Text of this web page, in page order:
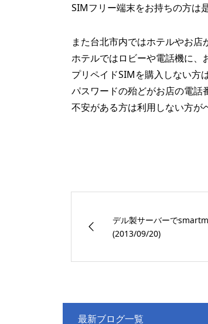
SIMフリー端末をお持ちの方は
また台北市内ではホテルやお店
ホテルではロビーや電話機に、
プリペイドSIMを購入しない方
パスワードの殆どがお店の電話
不安がある方は利用しない方が
デル製サーバーで
(2013/09/20)
最新ブログ一覧